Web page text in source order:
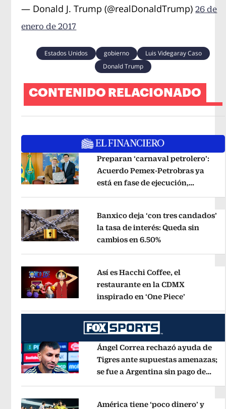
— Donald J. Trump (@realDonaldTrump)26 de
enero de 2017
Estados Unidos gobierno
Luis Videgaray Caso
Donald Trump
CONTENIDO RELACIONADO
Preparan ‘carnaval petrolero’:
Acuerdo Pemex-Petrobras ya
está en fase de ejecución,
Banxico deja ‘con tres candados’
la tasa de interés: Queda sin
cambios en 6.50%Opens in new
Así es Hacchi Coffee, el
restaurante en la CDMX
inspirado en ‘One Piece’
Ángel Correa rechazó ayuda de
Tigres ante supuestas amenazas;
se fue a Argentina sin pago de
América tiene ‘poco dinero’ y